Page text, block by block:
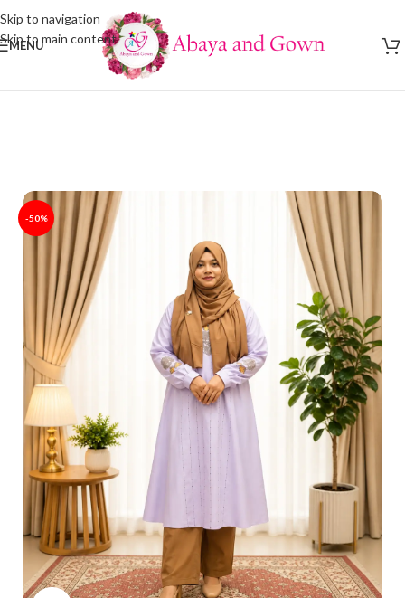
Skip to navigation
Skip to main content
MENU
-50%